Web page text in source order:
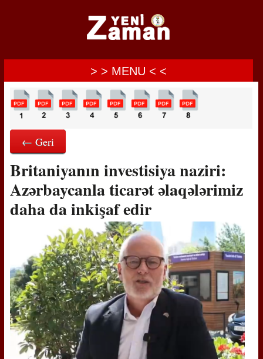
> > MENU < <
← Geri
Britaniyanın investisiya naziri:
Azərbaycanla ticarət əlaqələrimiz
daha da inkişaf edir